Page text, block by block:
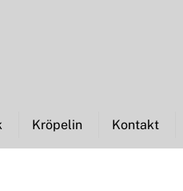
Kröpelin Kontakt